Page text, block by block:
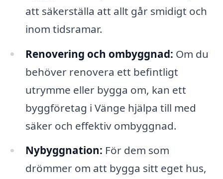
att säkerställa att allt går smidigt och
inom tidsramar.
Renovering och ombyggnad: Om du
behöver renovera ett befintligt
utrymme eller bygga om, kan ett
byggföretag i Vänge hjälpa till med
säker och effektiv ombyggnad.
Nybyggnation: För dem som
drömmer om att bygga sitt eget hus,